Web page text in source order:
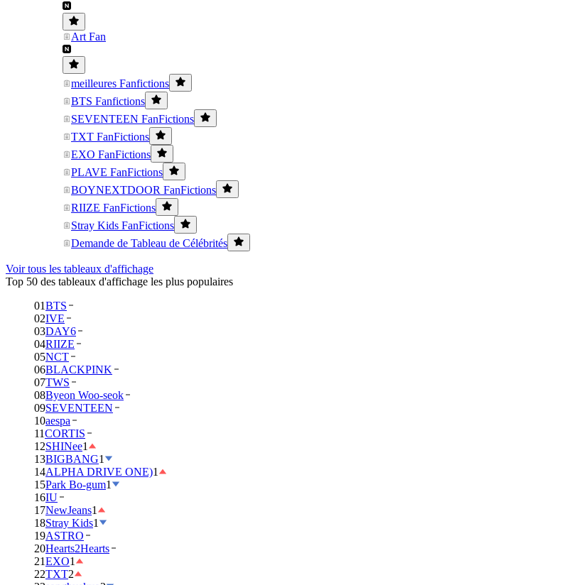
Art Fan
meilleures Fanfictions
BTS Fanfictions
SEVENTEEN FanFictions
TXT FanFictions
EXO FanFictions
PLAVE FanFictions
BOYNEXTDOOR FanFictions
RIIZE FanFictions
Stray Kids FanFictions
Demande de Tableau de Célébrités
Voir tous les tableaux d'affichage
Top 50 des tableaux d'affichage les plus populaires
01BTS
02IVE
03DAY6
04RIIZE
05NCT
06BLACKPINK
07TWS
08Byeon Woo-seok
09SEVENTEEN
10aespa
11CORTIS
12SHINee1
13BIGBANG1
14ALPHA DRIVE ONE)1
15Park Bo-gum1
16IU
17NewJeans1
18Stray Kids1
19ASTRO
20Hearts2Hearts
21EXO1
22TXT2